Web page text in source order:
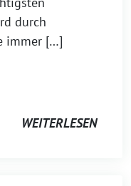
durch
immer […]
WEITERLESEN